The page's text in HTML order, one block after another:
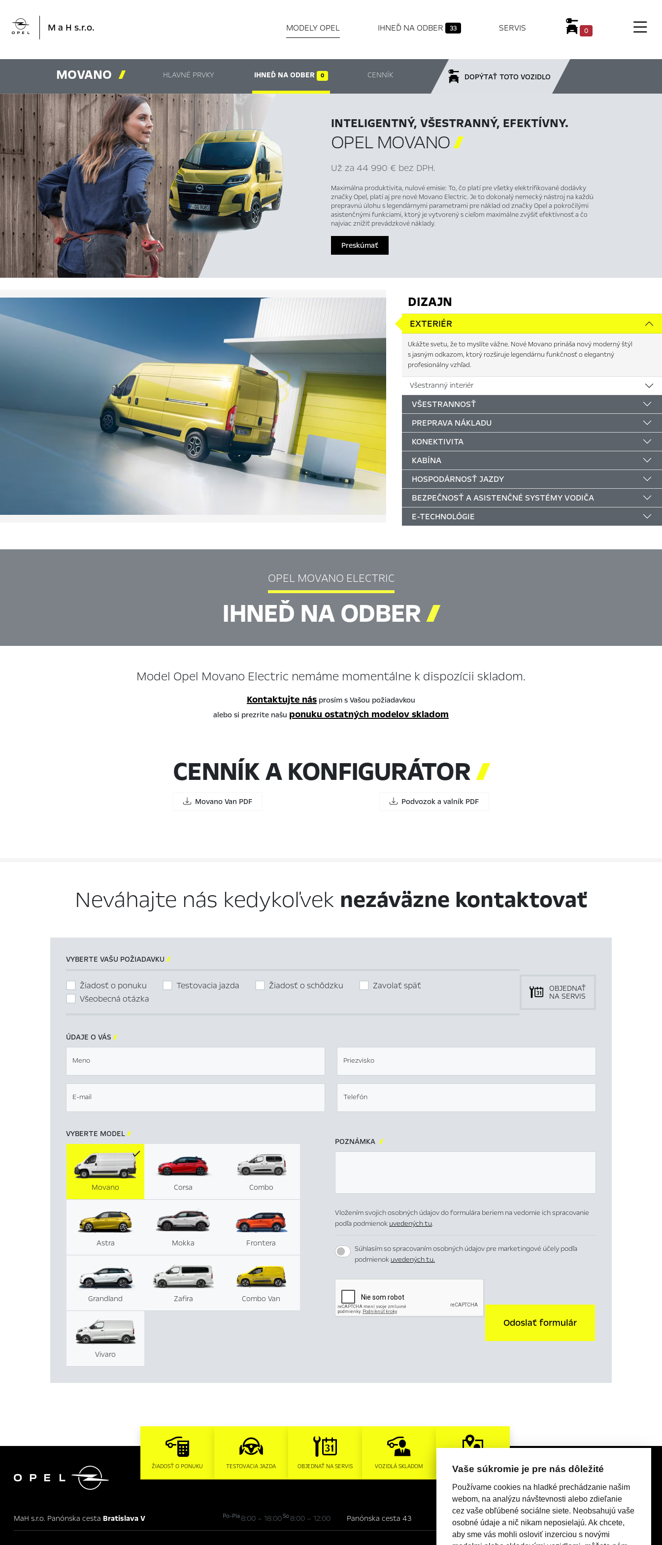
 M a H s.r.o. MODELY OPEL IHNEĎ NA ODBER 33 SERVIS 0
MOVANO  HLAVNÉ PRVKY IHNEĎ NA ODBER 0 CENNÍK DOPÝTAŤ TOTO VOZIDLO
INTELIGENTNÝ, VŠESTRANNÝ, EFEKTÍVNY.
OPEL MOVANO
Už za 44 990 € bez DPH.
Maximálna produktivita, nulové emisie: To, čo platí pre všetky elektrifikované dodávky
značky Opel, platí aj pre nové Movano Electric. Je to dokonalý nemecký nástroj na každú
prepravnú úlohu s legendárnymi parametrami pre náklad od značky Opel a pokročilými
asistenčnými funkciami, ktorý je vytvorený s cieľom maximálne zvýšiť efektívnosť a čo
najviac znížiť prevádzkové náklady.
Preskúmať
DIZAJN
EXTERIÉR
Ukážte svetu, že to myslíte vážne. Nové Movano prináša nový moderný štýl
s jasným odkazom, ktorý rozširuje legendárnu funkčnosť o elegantný
profesionálny vzhľad.
Všestranný interiér
VŠESTRANNOSŤ
PREPRAVA NÁKLADU
KONEKTIVITA
KABÍNA
HOSPODÁRNOSŤ JAZDY
BEZPEČNOSŤ A ASISTENČNÉ SYSTÉMY VODIČA
E-TECHNOLÓGIE
OPEL MOVANO ELECTRIC
IHNEĎ NA ODBER
Model Opel Movano Electric nemáme momentálne k dispozícii skladom.
Kontaktujte nás prosím s Vašou požiadavkou
alebo si prezrite našu ponuku ostatných modelov skladom
CENNÍK A KONFIGURÁTOR
Movano Van PDF Podvozok a valník PDF
Neváhajte nás kedykoľvek nezáväzne kontaktovať
VYBERTE VAŠU POŽIADAVKU 
Žiadosť o ponuku Testovacia jazda Žiadosť o schôdzku
Zavolať späť
Všeobecná otázka
OBJEDNAŤ
NA SERVIS
ÚDAJE O VÁS 
Meno Priezvisko
E-mail Telefón
VYBERTE MODEL 
Corsa Combo
Astra Mokka Frontera
Grandland Zafira Combo Van
Vivaro
Movano
POZNÁMKA 
Vložením svojich osobných údajov do formulára beriem na vedomie ich spracovanie
podľa podmienok uvedených tu.
Súhlasím so spracovaním osobných údajov pre marketingové účely podľa
podmienok uvedených tu.
Odoslať formulár
 ŽIADOSŤ O PONUKU TESTOVACIA JAZDA OBJEDNAŤ NA SERVIS VOZIDLÁ SKLADOM KONTAKTY
MaH s.r.o. Panónska cesta Bratislava V Po-Pia8:00 – 18:00So8:00 – 12:00 Panónska cesta 43
Vaše súkromie je pre nás dôležité
Používame cookies na hladké prechádzanie našim
webom, na analýzu návštevnosti alebo zdieľanie
cez vaše obľúbené sociálne siete. Neobsahujú vaše
osobné údaje a nič nikam neposielajú. Ak chcete,
aby sme vás mohli osloviť inzerciou s novými